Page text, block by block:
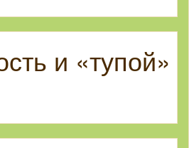
и «тупой»